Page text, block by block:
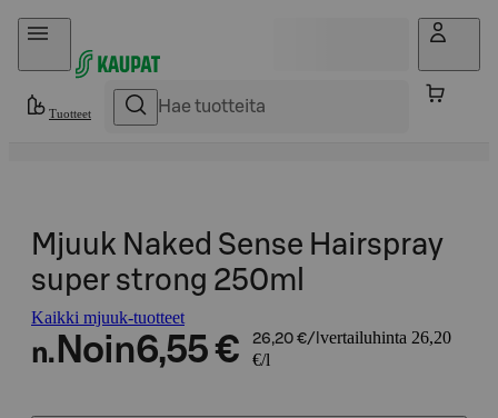
Hyppää sisältöön
Tuotteet
Mjuuk Naked Sense Hairspray
super strong 250ml
Kaikki mjuuk-tuotteet
n. Noin6,55 € 26,20 €/l vertailuhinta 26,20
€/l